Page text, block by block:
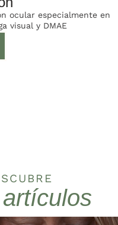
ocular especialmente en
visual y DMAE